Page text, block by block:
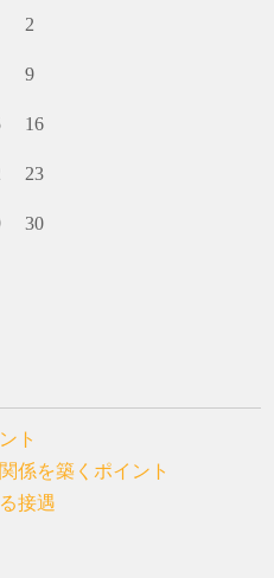
2
9
16
23
30
ト
係を築くポイント
接遇